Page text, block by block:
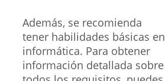
Además, se recomienda
tener habilidades básicas en
informática. Para obtener
información detallada sobre